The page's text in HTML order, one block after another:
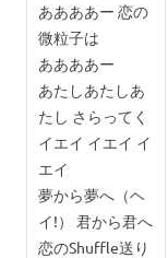
ああああー 恋の
微粒子は
ああああー
あたしあたしあ
たし さらってく
イエイ イエイ イ
エイ
夢から夢へ（ヘ
イ!） 君から君へ
恋のShuffle送り